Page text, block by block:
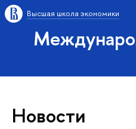
Высшая школа экономики
Новости